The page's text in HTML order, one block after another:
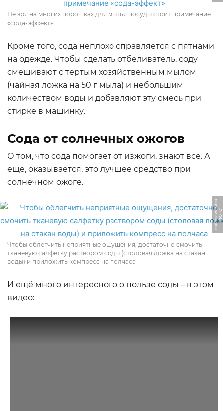
Не зря на многих порошках для мытья посуды стоит примечание
«сода-эффект»
Кроме того, сода неплохо справляется с пятнами
на одежде. Чтобы сделать отбеливатель, соду
смешивают с тёртым хозяйственным мылом
(чайная ложка на 50 г мыла) и небольшим
количеством воды и добавляют эту смесь при
стирке в машинку.
Сода от солнечных ожогов
О том, что сода помогает от изжоги, знают все. А
ещё, оказывается, это лучшее средство при
солнечном ожоге.
Ф
О
Т
О:
m
al
t
e
s
e
w
o
rl
d.
r
u
Чтобы облегчить неприятные ощущения, достаточно смочить
тканевую салфетку раствором соды (столовая ложка на стакан
воды) и приложить компресс на полчаса
И ещё много интересного о пользе соды – в этом
видео: